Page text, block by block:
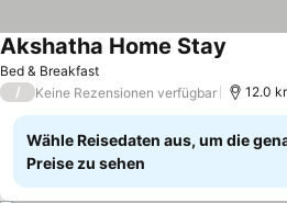
Bed & Breakfast
Akshatha Home Stay
/ Keine Rezensionen verfügbar 12.0
Wähle Reisedaten aus, um die
Preise zu sehen